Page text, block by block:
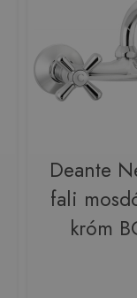
Deante
fali
króm